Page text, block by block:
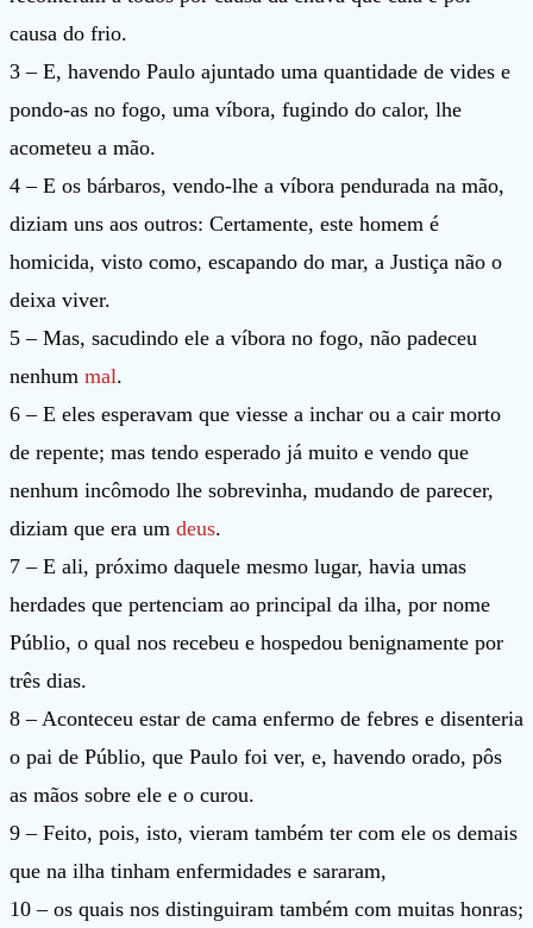
causa do frio.
3 – E, havendo Paulo ajuntado uma quantidade de vides e
pondo-as no fogo, uma víbora, fugindo do calor, lhe
acometeu a mão.
4 – E os bárbaros, vendo-lhe a víbora pendurada na mão,
diziam uns aos outros: Certamente, este homem é
homicida, visto como, escapando do mar, a Justiça não o
deixa viver.
5 – Mas, sacudindo ele a víbora no fogo, não padeceu
nenhum mal.
6 – E eles esperavam que viesse a inchar ou a cair morto
de repente; mas tendo esperado já muito e vendo que
nenhum incômodo lhe sobrevinha, mudando de parecer,
diziam que era um deus.
7 – E ali, próximo daquele mesmo lugar, havia umas
herdades que pertenciam ao principal da ilha, por nome
Públio, o qual nos recebeu e hospedou benignamente por
três dias.
8 – Aconteceu estar de cama enfermo de febres e disenteria
o pai de Públio, que Paulo foi ver, e, havendo orado, pôs
as mãos sobre ele e o curou.
9 – Feito, pois, isto, vieram também ter com ele os demais
que na ilha tinham enfermidades e sararam,
10 – os quais nos distinguiram também com muitas honras;